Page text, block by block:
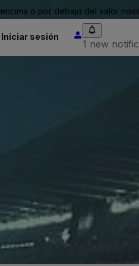
o por debajo del valor
Iniciar sesión
1 new